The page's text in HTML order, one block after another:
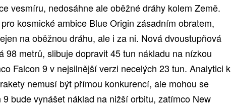
vesmíru, nedosáhne ale oběžné dráhy kolem Země.
kosmické ambice Blue Origin zásadním obratem,
na oběžnou dráhu, ale i za ni. Nová dvoustupňová
98 metrů, slibuje dopravit 45 tun nákladu na nízkou
Falcon 9 v nejsilnější verzi necelých 23 tun. Analytici k
nemusí být přímou konkurencí, ale mohou se
bude vynášet náklad na nižší orbitu, zatímco New